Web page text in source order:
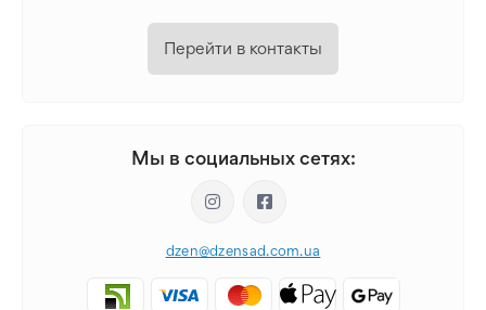
Перейти в контакты
Мы в социальных сетях:
dzen@dzensad.com.ua